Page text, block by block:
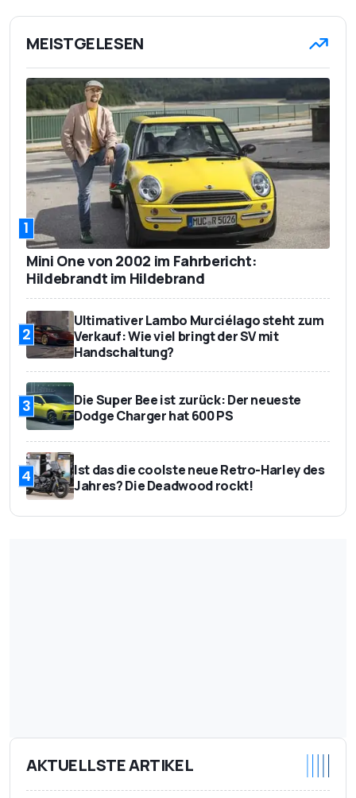
MEISTGELESEN
1
Mini One von 2002 im Fahrbericht:
Hildebrandt im Hildebrand
2
Ultimativer Lambo Murciélago steht zum
Verkauf: Wie viel bringt der SV mit
Handschaltung?
3
Die Super Bee ist zurück: Der neueste
Dodge Charger hat 600 PS
4
Ist das die coolste neue Retro-Harley des
Jahres? Die Deadwood rockt!
AKTUELLSTE ARTIKEL